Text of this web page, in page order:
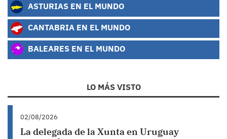
ASTURIAS EN EL MUNDO
CANTABRIA EN EL MUNDO
BALEARES EN EL MUNDO
LO MÁS VISTO
02/08/2026
La delegada de la Xunta en Uruguay